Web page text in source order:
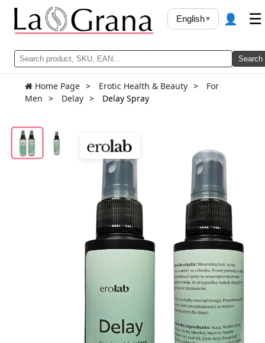
Search
English▾ 👤 ☰
Home Page Erotic Health & Beauty
For
Men
Delay Delay Spray